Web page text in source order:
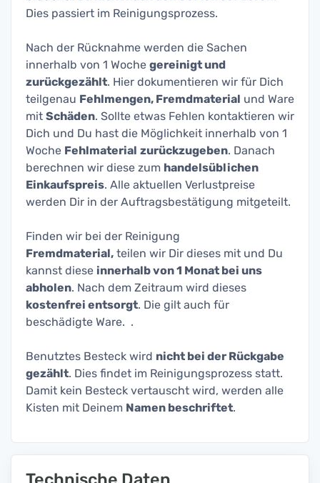
Dies passiert im Reinigungsprozess.
Nach der Rücknahme werden die Sachen
innerhalb von 1 Woche gereinigt und
zurückgezählt. Hier dokumentieren wir für Dich
teilgenau Fehlmengen, Fremdmaterial und Ware
mit Schäden. Sollte etwas Fehlen kontaktieren wir
Dich und Du hast die Möglichkeit innerhalb von 1
Woche Fehlmaterial zurückzugeben. Danach
berechnen wir diese zum handelsüblichen
Einkaufspreis. Alle aktuellen Verlustpreise
werden Dir in der Auftragsbestätigung mitgeteilt.
Finden wir bei der Reinigung
Fremdmaterial, teilen wir Dir dieses mit und Du
kannst diese innerhalb von 1 Monat bei uns
abholen. Nach dem Zeitraum wird dieses
kostenfrei entsorgt. Die gilt auch für
beschädigte Ware. .
Benutztes Besteck wird nicht bei der Rückgabe
gezählt. Dies findet im Reinigungsprozess statt.
Damit kein Besteck vertauscht wird, werden alle
Kisten mit Deinem Namen beschriftet.